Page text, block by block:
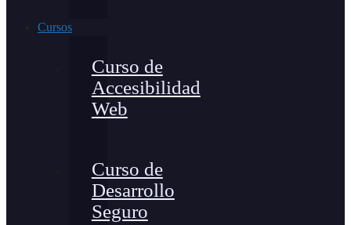
Cursos
Curso de
Accesibilidad
Web
Curso de
Desarrollo
Seguro